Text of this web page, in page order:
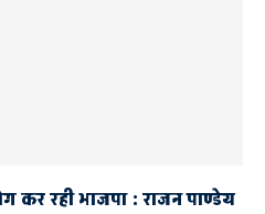
कर रही भाजपा : राजन पाण्डेय